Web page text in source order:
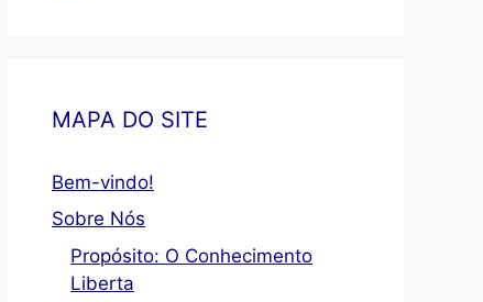
MAPA DO SITE
Bem-vindo!
Sobre Nós
Propósito: O Conhecimento
Liberta